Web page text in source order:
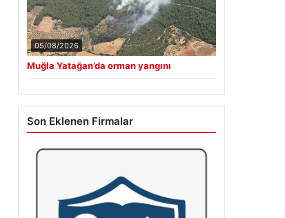
05/08/2026
Muğla Yatağan’da orman yangını
Son Eklenen Firmalar